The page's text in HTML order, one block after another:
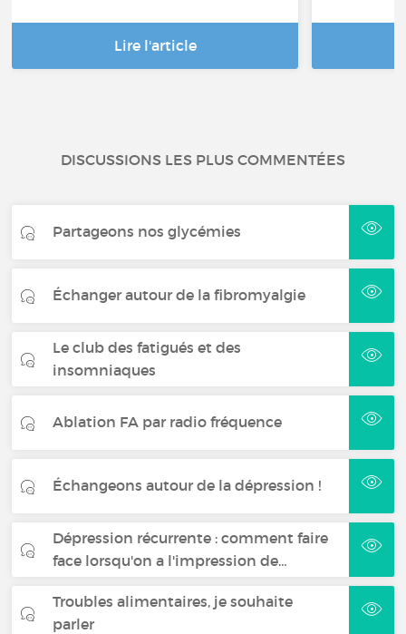
Lire l'article
DISCUSSIONS LES PLUS COMMENTÉES
Partageons nos glycémies
Échanger autour de la fibromyalgie
Le club des fatigués et des
insomniaques
Ablation FA par radio fréquence
Échangeons autour de la dépression !
Dépression récurrente : comment faire
face lorsqu'on a l'impression de…
Troubles alimentaires, je souhaite
parler